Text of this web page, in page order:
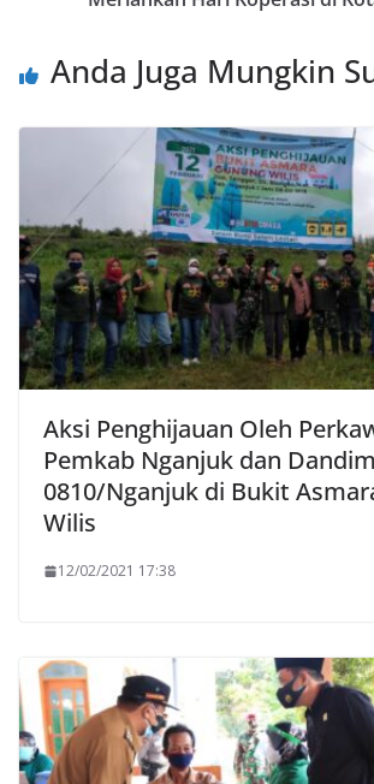
Anda Juga Mungkin
Aksi Penghijauan Oleh
Pemkab Nganjuk dan Dandim
0810/Nganjuk di Bukit
Wilis
12/02/2021 17:38